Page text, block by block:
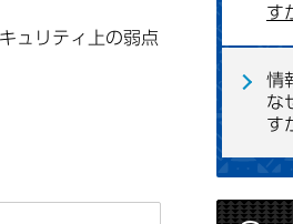
ュリティ上の弱点
す
情
な
す